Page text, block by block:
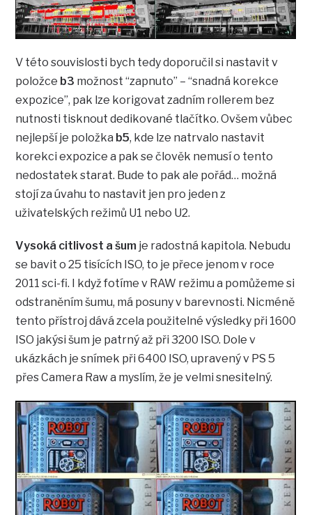
V této souvislosti bych tedy doporučil si nastavit v
položce b3 možnost “zapnuto” – “snadná korekce
expozice”, pak lze korigovat zadním rollerem bez
nutnosti tisknout dedikované tlačítko. Ovšem vůbec
nejlepší je položka b5, kde lze natrvalo nastavit
korekci expozice a pak se člověk nemusí o tento
nedostatek starat. Bude to pak ale pořád… možná
stojí za úvahu to nastavit jen pro jeden z
uživatelských režimů U1 nebo U2.
Vysoká citlivost a šum je radostná kapitola. Nebudu
se bavit o 25 tisících ISO, to je přece jenom v roce
2011 sci-fi. I když fotíme v RAW režimu a pomůžeme si
odstraněním šumu, má posuny v barevnosti. Nicméně
tento přístroj dává zcela použitelné výsledky při 1600
ISO jakýsi šum je patrný až při 3200 ISO. Dole v
ukázkách je snímek při 6400 ISO, upravený v PS 5
přes Camera Raw a myslím, že je velmi snesitelný.